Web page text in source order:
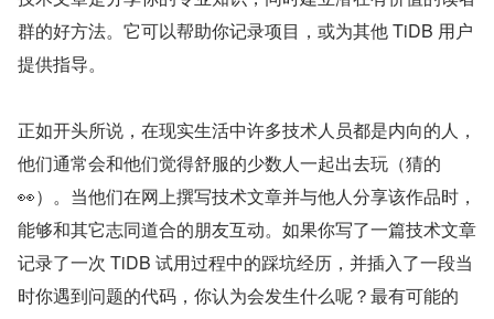
群的好方法。它可以帮助你记录项目，或为其他 TiDB 用户
提供指导。
正如开头所说，在现实生活中许多技术人员都是内向的人，
他们通常会和他们觉得舒服的少数人一起出去玩（猜的
👀）。当他们在网上撰写技术文章并与他人分享该作品时，
能够和其它志同道合的朋友互动。如果你写了一篇技术文章
记录了一次 TiDB 试用过程中的踩坑经历，并插入了一段当
时你遇到问题的代码，你认为会发生什么呢？最有可能的